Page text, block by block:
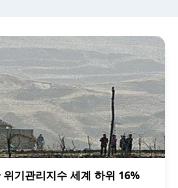
기관리지수 세계 하위 16%